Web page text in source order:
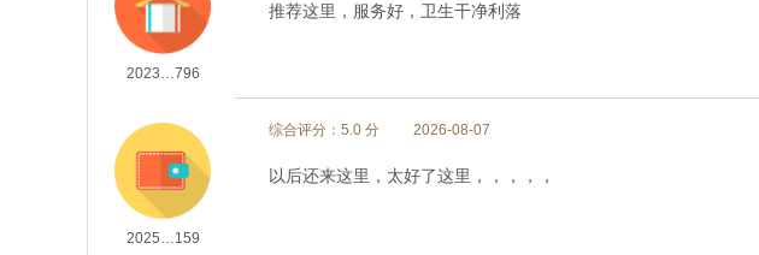
2023…796
推荐这里，服务好，卫生干净利落
2025…159
综合评分：5.0 分 2026-08-07
以后还来这里，太好了这里，，，，，